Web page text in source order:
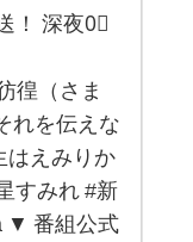
！ 深夜0⃣
徨（さま
れを伝えな
はえみりか
すみれ #新
▼ 番組公式